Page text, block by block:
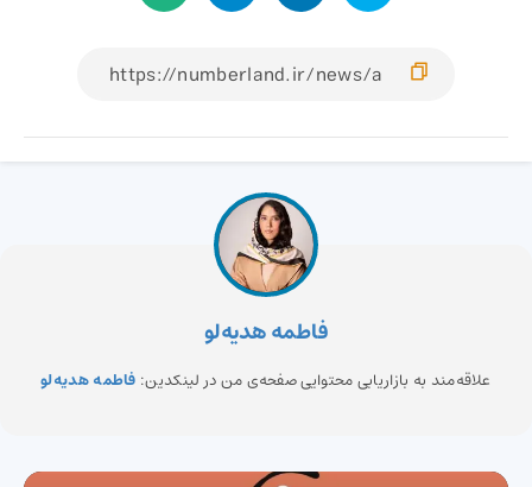
فاطمه هدیه‌لو
علاقه‌مند به بازاریابی محتوایی صفحه‌ی من در لینکدین: فاطمه هدیه‌لو